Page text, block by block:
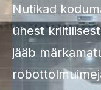
Nutikad
ühest
jääb